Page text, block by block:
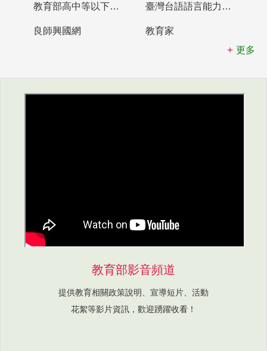
教育部高中等以下學校及幼兒園教師資格檢定考試 臺灣台語語言能力認證網站
良師興國網
教育家
更多
教育部影音頻道
提供教育相關政策說明、宣導短片、活動
花絮等影片資訊，歡迎踴躍收看！